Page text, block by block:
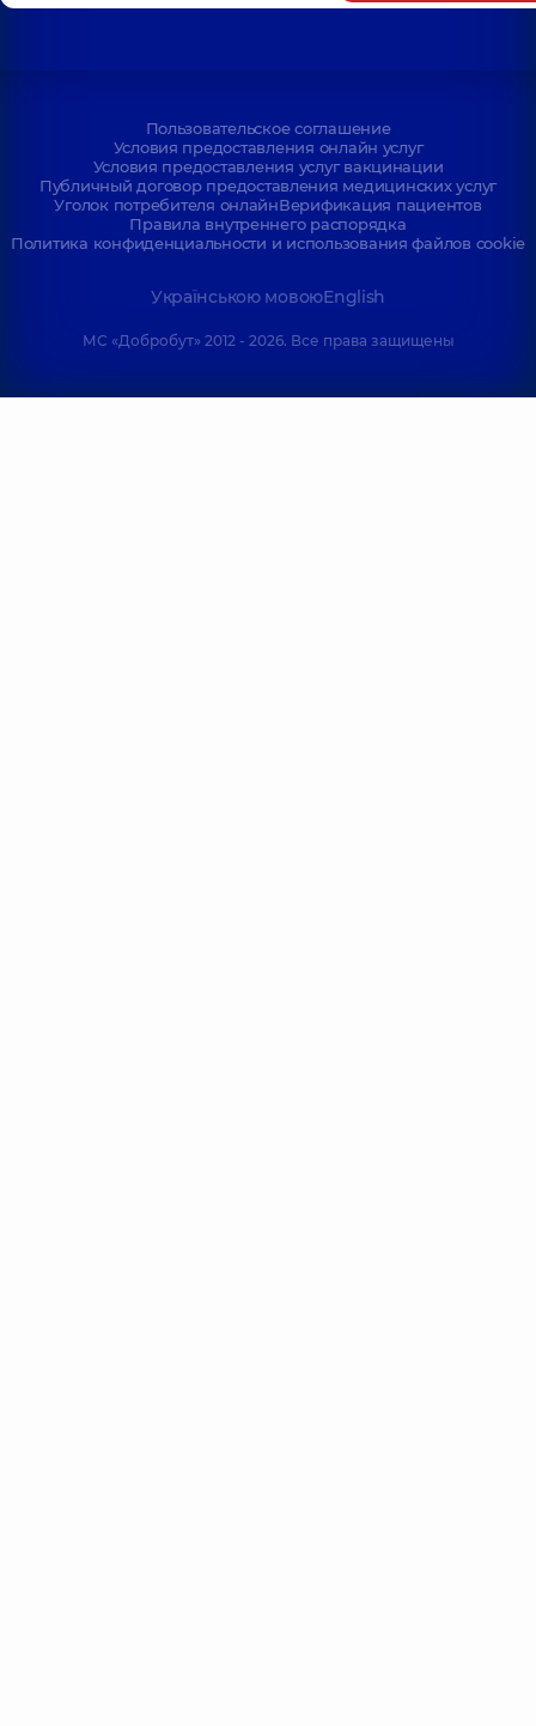
Пользовательское соглашение
Условия предоставления онлайн услуг
Условия предоставления услуг вакцинации
Публичный договор предоставления медицинских услуг
Уголок потребителя онлайнВерификация пациентов
Правила внутреннего распорядка
Политика конфиденциальности и использования файлов cookie
Українською мовоюEnglish
МС «Добробут» 2012 - 2026. Все права защищены